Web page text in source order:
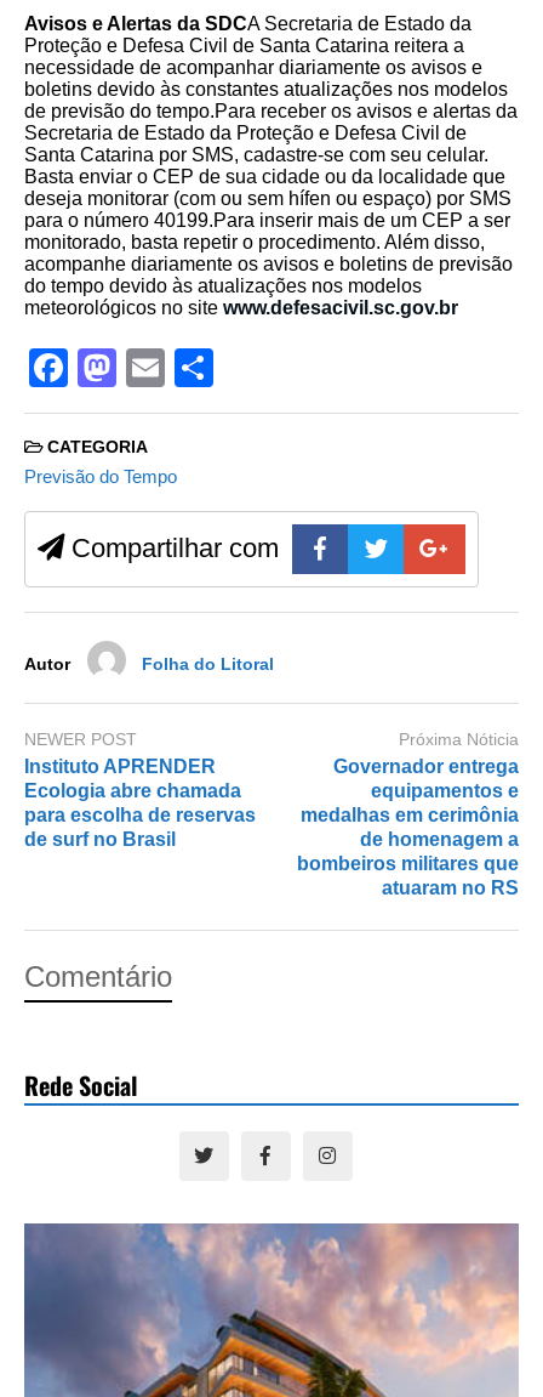
Avisos e Alertas da SDCA Secretaria de Estado da
Proteção e Defesa Civil de Santa Catarina reitera a
necessidade de acompanhar diariamente os avisos e
boletins devido às constantes atualizações nos modelos
de previsão do tempo.Para receber os avisos e alertas da
Secretaria de Estado da Proteção e Defesa Civil de
Santa Catarina por SMS, cadastre-se com seu celular.
Basta enviar o CEP de sua cidade ou da localidade que
deseja monitorar (com ou sem hífen ou espaço) por SMS
para o número 40199.Para inserir mais de um CEP a ser
monitorado, basta repetir o procedimento. Além disso,
acompanhe diariamente os avisos e boletins de previsão
do tempo devido às atualizações nos modelos
meteorológicos no site www.defesacivil.sc.gov.br
F
a
c
e
b
o
o
M
a
st
o
d
o
n
E
m h
CATEGORIA
Previsão do Tempo
Compartilhar com
Autor Folha do Litoral
NEWER POST
Instituto APRENDER
Ecologia abre chamada
para escolha de reservas
de surf no Brasil
Próxima Nóticia
Governador entrega
equipamentos e
medalhas em cerimônia
de homenagem a
bombeiros militares que
atuaram no RS
Comentário
Rede Social